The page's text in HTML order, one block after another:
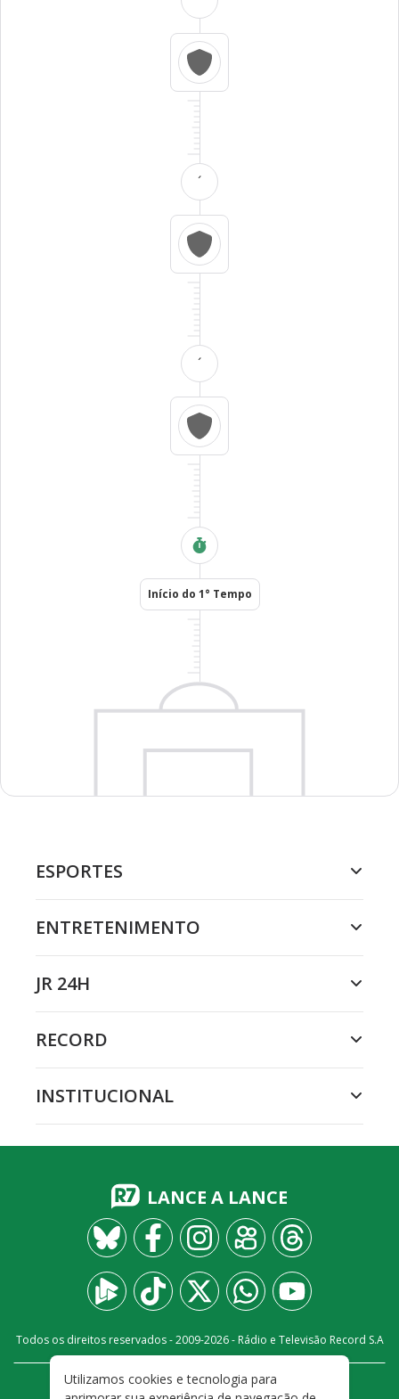
´
´
Início do 1° Tempo
ESPORTES
ENTRETENIMENTO
JR 24H
RECORD
INSTITUCIONAL
LANCE A LANCE
Todos os direitos reservados - 2009-2026- Rádio e Televisão Record S.A
FALE CONOSCO PRIVACIDADE
Utilizamos cookies e tecnologia para